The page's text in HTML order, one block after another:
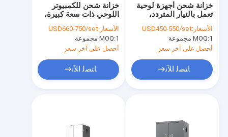
خزانة شحن للكمبيوتر
اللوحي ذات سعة كبيرة،
عربة شحن بمنافذ USB
الأسعار:USD660-750/set
MOQ:1 مجموعة
أحصل على آخر سعر
ﺎﺘﺼﻟ ﺍﻶﻧ
خزانة شحن أجهزة لوحية
تعمل بالتيار المتردد،
وعربة شحن
الأسعار:USD450-550/set
MOQ:1 مجموعة
أحصل على آخر سعر
ﺎﺘﺼﻟ ﺍﻶﻧ